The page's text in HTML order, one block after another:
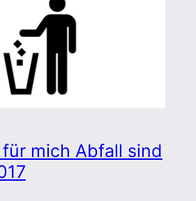
mich Abfall sind